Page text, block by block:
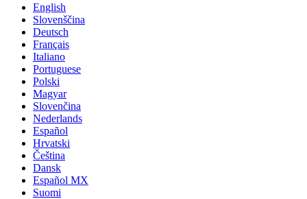
English
Slovenščina
Deutsch
Français
Italiano
Portuguese
Polski
Magyar
Slovenčina
Nederlands
Español
Hrvatski
Čeština
Dansk
Español MX
Suomi